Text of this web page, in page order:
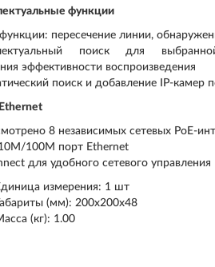
функции
пересечение линии,
поиск для
эффективности воспроизведения
поиск и добавление IP-камер
8 независимых сетевых PoE-
100M порт Ethernet
для удобного сетевого управления
измерения: 1 шт
Габариты (мм): 200x200x48
(кг): 1.00